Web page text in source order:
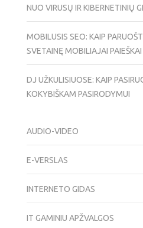
NUO VIRUSŲ IR KIBERNETINIŲ
MOBILUSIS SEO: KAIP
SVETAINĘ MOBILIAJAI PAIEŠKAI
DJ UŽKULISIUOSE: KAIP
KOKYBIŠKAM PASIRODYMUI
AUDIO-VIDEO
E-VERSLAS
INTERNETO GIDAS
IT GAMINIU APŽVALGOS